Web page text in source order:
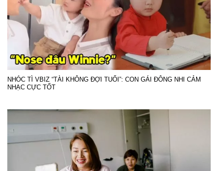
NHÓC TÌ VBIZ “TÀI KHÔNG ĐỢI TUỔI”: CON GÁI ĐÔNG NHI CẢM
NHẠC CỰC TỐT